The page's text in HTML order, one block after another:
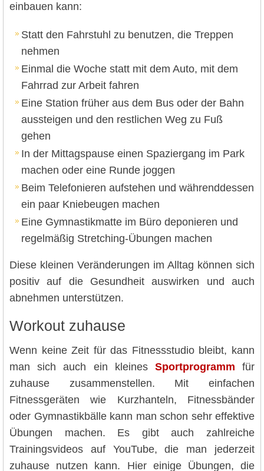
einbauen kann:
Statt den Fahrstuhl zu benutzen, die Treppen
nehmen
Einmal die Woche statt mit dem Auto, mit dem
Fahrrad zur Arbeit fahren
Eine Station früher aus dem Bus oder der Bahn
aussteigen und den restlichen Weg zu Fuß
gehen
In der Mittagspause einen Spaziergang im Park
machen oder eine Runde joggen
Beim Telefonieren aufstehen und währenddessen
ein paar Kniebeugen machen
Eine Gymnastikmatte im Büro deponieren und
regelmäßig Stretching-Übungen machen
Diese kleinen Veränderungen im Alltag können sich
positiv auf die Gesundheit auswirken und auch
abnehmen unterstützen.
Workout zuhause
Wenn keine Zeit für das Fitnessstudio bleibt, kann
man sich auch ein kleines Sportprogramm für
zuhause zusammenstellen. Mit einfachen
Fitnessgeräten wie Kurzhanteln, Fitnessbänder
oder Gymnastikbälle kann man schon sehr effektive
Übungen machen. Es gibt auch zahlreiche
Trainingsvideos auf YouTube, die man jederzeit
zuhause nutzen kann. Hier einige Übungen, die